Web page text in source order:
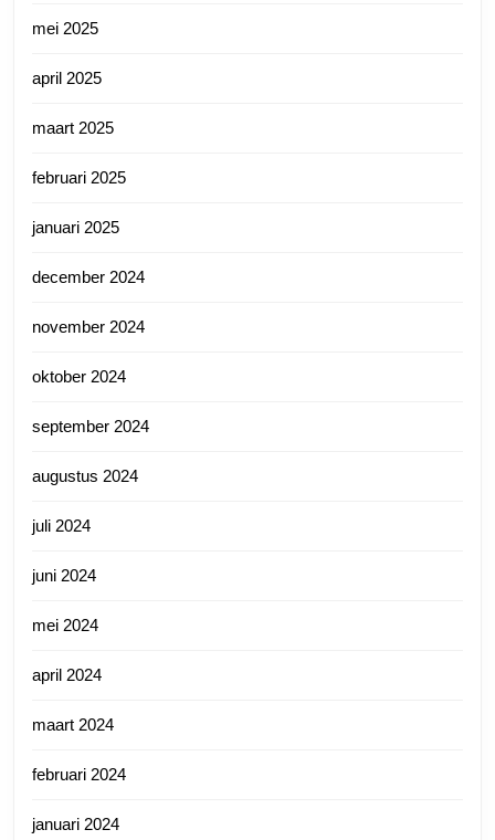
mei 2025
april 2025
maart 2025
februari 2025
januari 2025
december 2024
november 2024
oktober 2024
september 2024
augustus 2024
juli 2024
juni 2024
mei 2024
april 2024
maart 2024
februari 2024
januari 2024